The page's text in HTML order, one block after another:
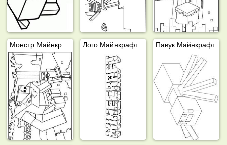
Лого Майнкрафт Павук Майнкрафт